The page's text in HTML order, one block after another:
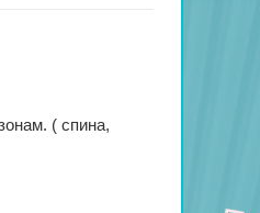
( спина,